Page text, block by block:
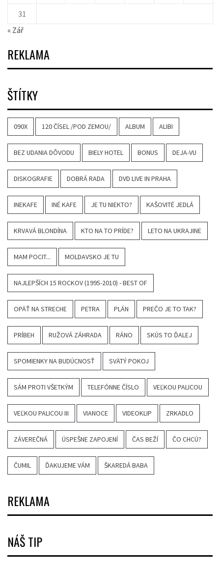
31
« Zář
REKLAMA
ŠTÍTKY
090X 120 ČÍSEL /POD ZEMOU/ ALBUM ALIBI
BEZ UDANIA DÔVODU BIELY HOTEL BONUS DEJA-VU
DISKOGRAFIE DOBRÁ RADA DVD LIVE IN PRAHA
INEKAFE INÉ KAFE JE TU NIEKTO? KAŠOVITÉ JEDLÁ
KRVAVÁ BLONDÍNA KTO NA TO PRÍDE? LETO NA UKRAJINE
MAM POCIT... MOLDAVSKO JE TU
NAJLEPŠÍCH 15 ROCKOV (1995-2010) - BEST OF
OPÄŤ NA STRECHE PETRA PLÁN PREČO JE TO TAK?
PRÍBEH RUŽOVÁ ZÁHRADA RÁNO SKÚS TO ĎALEJ
SPOMIENKY NA BUDÚCNOSŤ SVÄTÝ POKOJ
SÁM PROTI VŠETKÝM TELEFÓNNE ČÍSLO VEĽKOU PALICOU
VEĽKOU PALICOU III VIANOCE VIDEOKLIP ZRKADLO
ZÁVEREČNÁ ÚSPEŠNE ZAPOJENÍ ČAS BEŽÍ ČO CHCÚ?
ČUMIL ĎAKUJEME VÁM ŠKAREDÁ BABA
REKLAMA
NÁŠ TIP